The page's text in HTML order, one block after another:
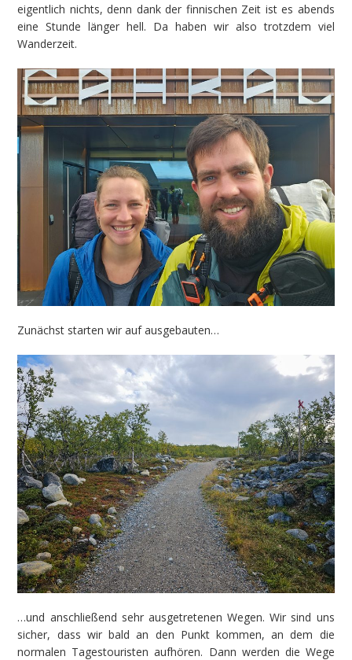
eigentlich nichts, denn dank der finnischen Zeit ist es abends
eine Stunde länger hell. Da haben wir also trotzdem viel
Wanderzeit.
Zunächst starten wir auf ausgebauten…
…und anschließend sehr ausgetretenen Wegen. Wir sind uns
sicher, dass wir bald an den Punkt kommen, an dem die
normalen Tagestouristen aufhören. Dann werden die Wege